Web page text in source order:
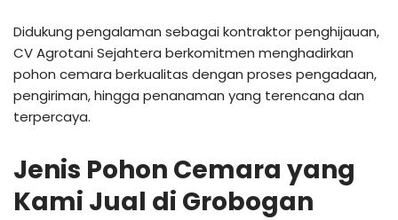
Didukung pengalaman sebagai kontraktor penghijauan,
CV Agrotani Sejahtera berkomitmen menghadirkan
pohon cemara berkualitas dengan proses pengadaan,
pengiriman, hingga penanaman yang terencana dan
terpercaya.
Jenis Pohon Cemara yang
Kami Jual di Grobogan